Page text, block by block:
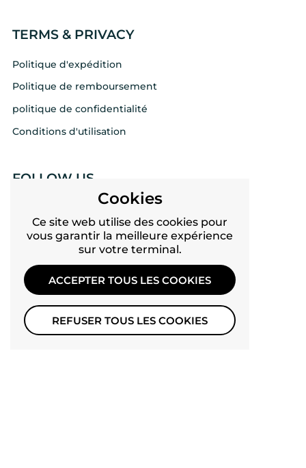
TERMS & PRIVACY
Politique d'expédition
Politique de remboursement
politique de confidentialité
Conditions d'utilisation
FOLLOW US
Facebook
Pinterest
TikTok
Cookies
Ce site web utilise des cookies pour
vous garantir la meilleure expérience
sur votre terminal.
ACCEPTER TOUS LES COOKIES
REFUSER TOUS LES COOKIES